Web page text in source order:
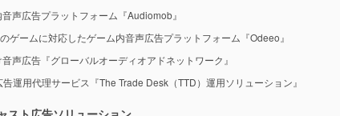
声広告プラットフォーム『Audiomob』
ゲームに対応したゲーム内音声広告プラットフォーム『Odeeo』
声広告『グローバルオーディオアドネットワーク』
告運用代理サービス『The Trade Desk（TTD）運用ソリューション』